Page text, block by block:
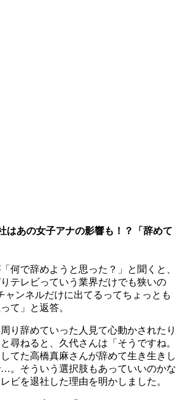
はあの女子アナの影響も！？「辞めて
何で辞めようと思った？」と聞くと、
テレビっていう業界だけでも狭いの
ャンネルだけに出てるってちょっとも
て」と返答。
り辞めていった人見て心動かされたり
尋ねると、久代さんは「そうですね。
てた高橋真麻さんが辞めて生き生きし
。そういう選択肢もあっていいのかな
ビを退社した理由を明かしました。